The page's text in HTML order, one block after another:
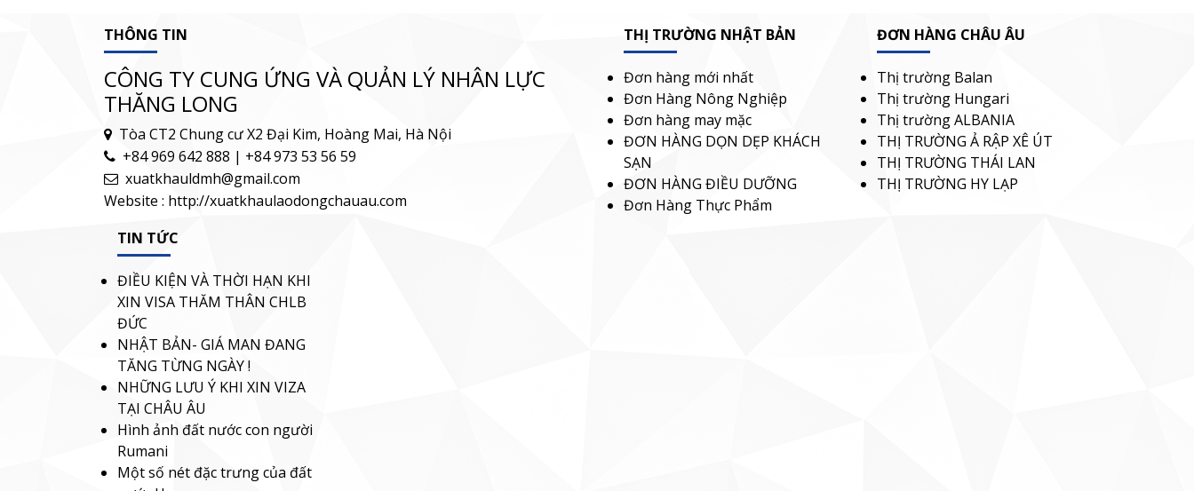
THÔNG TIN
CÔNG TY CUNG ỨNG VÀ QUẢN LÝ NHÂN LỰC
THĂNG LONG
Tòa CT2 Chung cư X2 Đại Kim, Hoàng Mai, Hà Nội
+84 969 642 888 | +84 973 53 56 59
xuatkhauldmh@gmail.com
Website : http://xuatkhaulaodongchauau.com
THỊ TRƯỜNG NHẬT BẢN
Đơn hàng mới nhất
Đơn Hàng Nông Nghiệp
Đơn hàng may mặc
ĐƠN HÀNG DỌN DẸP KHÁCH
SẠN
ĐƠN HÀNG ĐIỀU DƯỠNG
Đơn Hàng Thực Phẩm
ĐƠN HÀNG CHÂU ÂU
Thị trường Balan
Thị trường Hungari
Thị trường ALBANIA
THỊ TRƯỜNG Ả RẬP XÊ ÚT
THỊ TRƯỜNG THÁI LAN
THỊ TRƯỜNG HY LẠP
TIN TỨC
ĐIỀU KIỆN VÀ THỜI HẠN KHI
XIN VISA THĂM THÂN CHLB
ĐỨC
NHẬT BẢN- GIÁ MAN ĐANG
TĂNG TỪNG NGÀY !
NHỮNG LƯU Ý KHI XIN VIZA
TẠI CHÂU ÂU
Hình ảnh đất nước con người
Rumani
Một số nét đặc trưng của đất